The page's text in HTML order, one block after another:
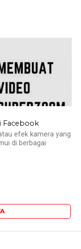
Facebook
efek kamera yang
di berbagai